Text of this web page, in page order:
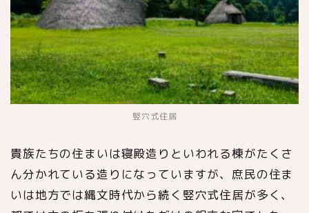
竪穴式住居
貴族たちの住まいは寝殿造りといわれる棟がたくさ
ん分かれている造りになっていますが、庶民の住ま
いは地方では縄文時代から続く竪穴式住居が多く、